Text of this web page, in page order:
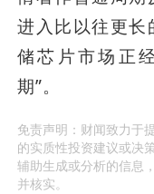
进入比以往更长
储芯片市场正
期”。
免责声明：财闻致力于
的实质性投资建议或决
辅助生成或分析的信息
并核实。